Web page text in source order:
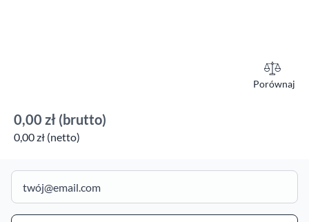
Porównaj
0,00 zł (brutto)
0,00 zł (netto)